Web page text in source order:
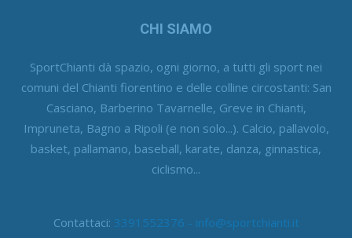
CHI SIAMO
SportChianti dà spazio, ogni giorno, a tutti gli sport nei
comuni del Chianti fiorentino e delle colline circostanti: San
Casciano, Barberino Tavarnelle, Greve in Chianti,
Impruneta, Bagno a Ripoli (e non solo...). Calcio, pallavolo,
basket, pallamano, baseball, karate, danza, ginnastica,
ciclismo...
Contattaci: 3391552376 - info@sportchianti.it